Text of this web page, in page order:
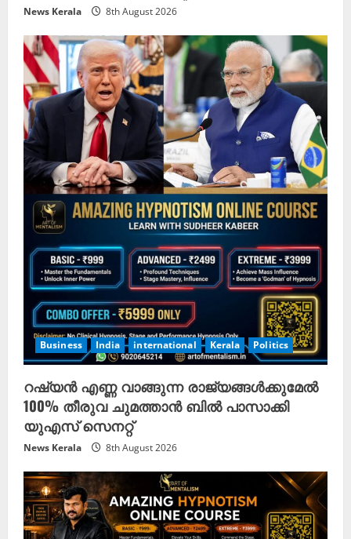
News Kerala 8th August 2026
Business India international Kerala Politics
റഷ്യൻ എണ്ണ വാങ്ങുന്ന രാജ്യങ്ങൾക്കുമേൽ
100% തീരുവ ചുമത്താൻ ബിൽ പാസാക്കി
യുഎസ് സെനറ്റ്
News Kerala 8th August 2026